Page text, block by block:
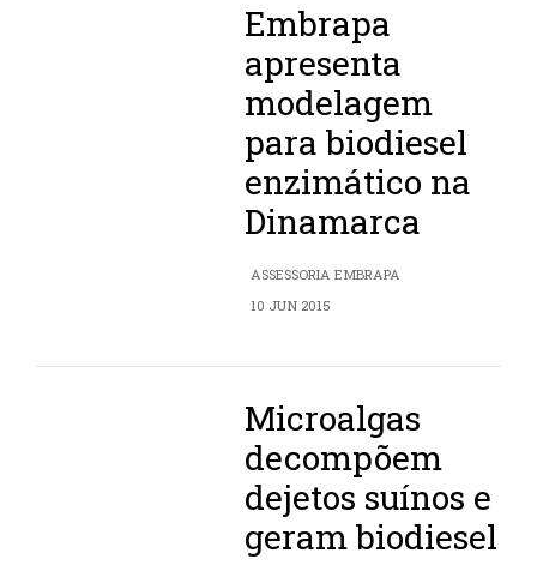
Embrapa
apresenta
modelagem
para biodiesel
enzimático na
Dinamarca
ASSESSORIA EMBRAPA
10 JUN 2015
Microalgas
decompõem
dejetos suínos e
geram biodiesel